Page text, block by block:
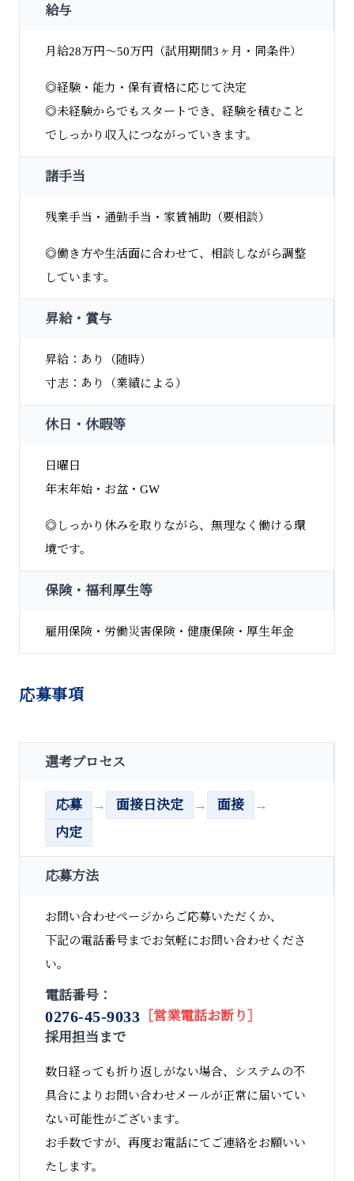
給与
月給28万円〜50万円（試用期間3ヶ月・同条件）
◎経験・能力・保有資格に応じて決定
◎未経験からでもスタートでき、経験を積むこと
でしっかり収入につながっていきます。
諸手当
残業手当・通勤手当・家賃補助（要相談）
◎働き方や生活面に合わせて、相談しながら調整
しています。
昇給・賞与
昇給：あり（随時）
寸志：あり（業績による）
休日・休暇等
日曜日
年末年始・お盆・GW
◎しっかり休みを取りながら、無理なく働ける環
境です。
保険・福利厚生等
雇用保険・労働災害保険・健康保険・厚生年金
応募事項
選考プロセス
応募 → 面接日決定 → 面接
→
内定
応募方法
お問い合わせページからご応募いただくか、
下記の電話番号までお気軽にお問い合わせくださ
い。
電話番号：
0276-45-9033 ［営業電話お断り］
採用担当まで
数日経っても折り返しがない場合、システムの不
具合によりお問い合わせメールが正常に届いてい
ない可能性がございます。
お手数ですが、再度お電話にてご連絡をお願いい
たします。